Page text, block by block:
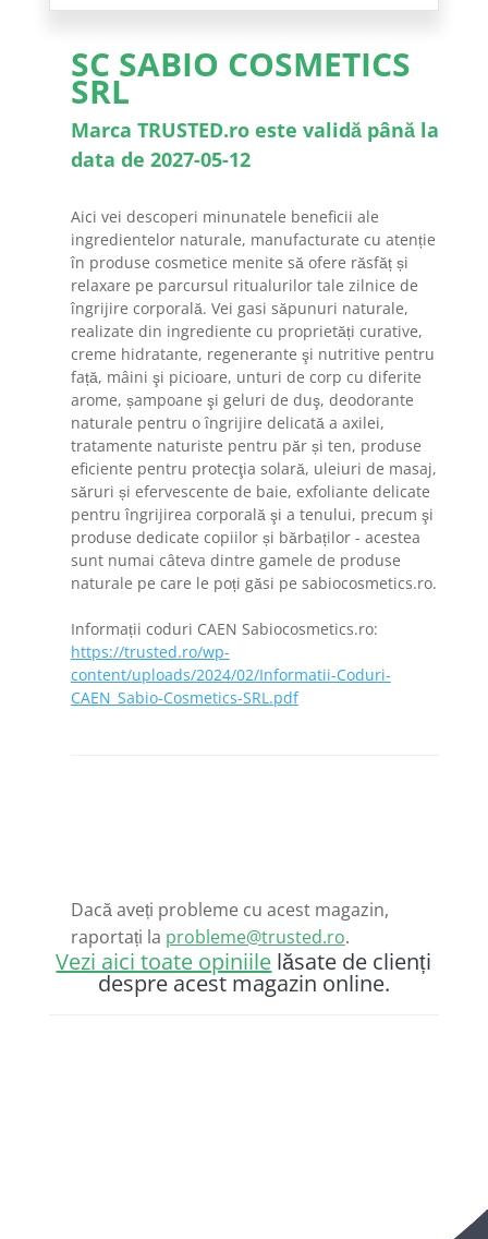
SC SABIO COSMETICS
SRL
Marca TRUSTED.ro este validă până la
data de 2027-05-12
Aici vei descoperi minunatele beneficii ale
ingredientelor naturale, manufacturate cu atenție
în produse cosmetice menite să ofere răsfăț și
relaxare pe parcursul ritualurilor tale zilnice de
îngrijire corporală. Vei gasi săpunuri naturale,
realizate din ingrediente cu proprietăți curative,
creme hidratante, regenerante şi nutritive pentru
față, mâini şi picioare, unturi de corp cu diferite
arome, șampoane şi geluri de duş, deodorante
naturale pentru o îngrijire delicată a axilei,
tratamente naturiste pentru păr și ten, produse
eficiente pentru protecţia solară, uleiuri de masaj,
săruri și efervescente de baie, exfoliante delicate
pentru îngrijirea corporală şi a tenului, precum şi
produse dedicate copiilor și bărbaților - acestea
sunt numai câteva dintre gamele de produse
naturale pe care le poți găsi pe sabiocosmetics.ro.
Informații coduri CAEN Sabiocosmetics.ro:
https://trusted.ro/wp-
content/uploads/2024/02/Informatii-Coduri-
CAEN_Sabio-Cosmetics-SRL.pdf
Dacă aveți probleme cu acest magazin,
raportați la probleme@trusted.ro.
Vezi aici toate opiniile lăsate de clienți
despre acest magazin online.